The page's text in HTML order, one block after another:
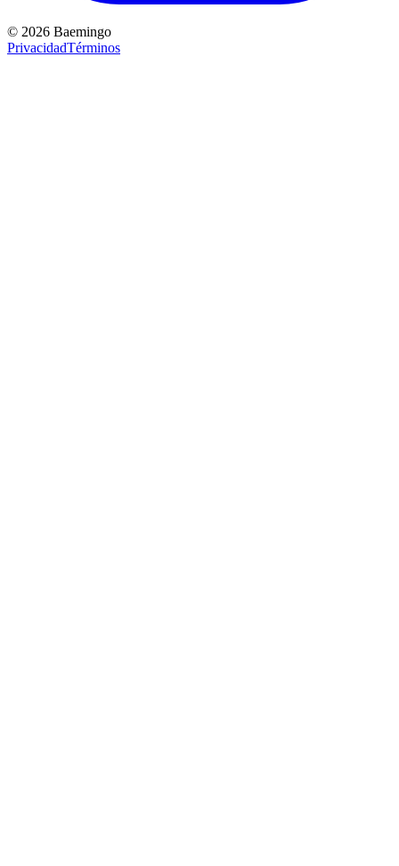
© 2026 Baemingo
PrivacidadTérminos